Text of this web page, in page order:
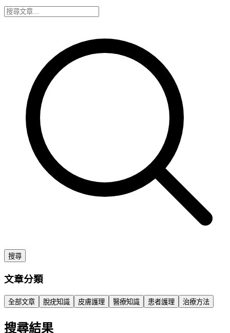
搜尋
文章分類
全部文章 脫疣知識 皮膚護理 醫療知識 患者護理 治療方法
搜尋結果